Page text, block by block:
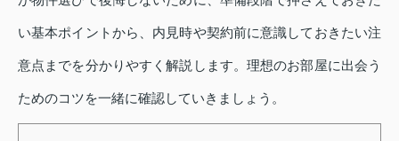
い基本ポイントから、内見時や契約前に意識しておきたい注
意点までを分かりやすく解説します。理想のお部屋に出会う
ためのコツを一緒に確認していきましょう。